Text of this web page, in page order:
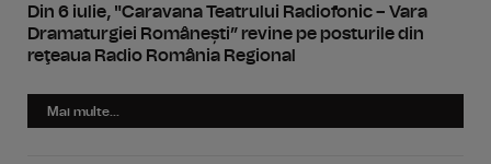
Din 6 iulie, "Caravana Teatrului Radiofonic – Vara
Dramaturgiei Românești” revine pe posturile din
reţeaua Radio România Regional
Mai multe...